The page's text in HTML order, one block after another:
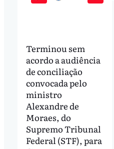
Play Mute
Terminou sem
acordo a audiência
de conciliação
convocada pelo
ministro
Alexandre de
Moraes, do
Supremo Tribunal
Federal (STF), para